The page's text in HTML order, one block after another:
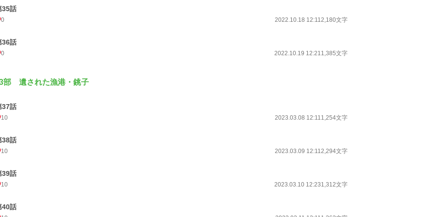
35話
0 2022.10.18 12:112,180文字
36話
0 2022.10.19 12:211,385文字
部 遺された漁港・銚子
37話
10 2023.03.08 12:111,254文字
38話
10 2023.03.09 12:112,294文字
39話
10 2023.03.10 12:231,312文字
40話